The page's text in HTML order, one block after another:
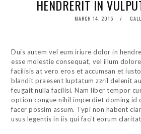
HENDRERIT IN
POSTED
MARCH 14, 2015
Duis autem vel eum iriure dolor in
esse molestie consequat, vel illum
facilisis at vero eros et accumsan et
blandit praesent luptatum zzril delenit
feugait nulla facilisi. Nam liber tempor
option congue nihil imperdiet doming id
facer possim assum. Typi non habent
usus legentis in iis qui facit eorum